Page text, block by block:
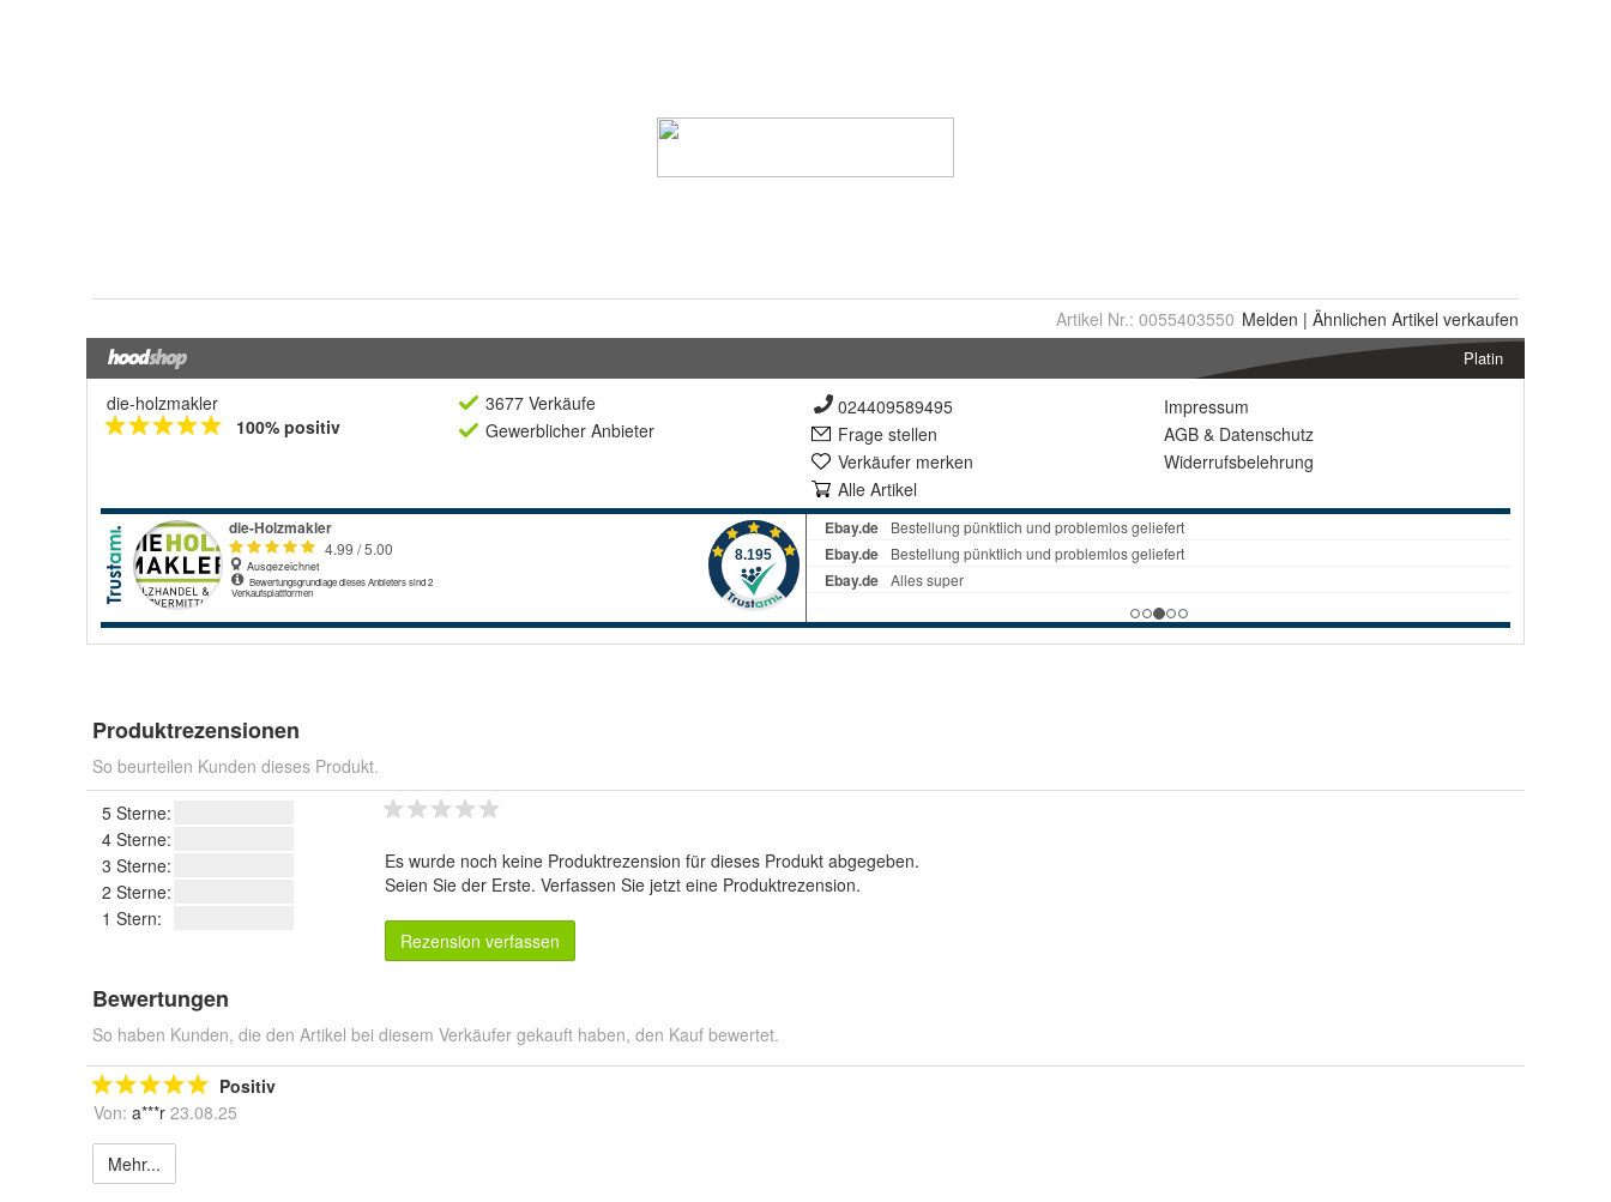
Artikel Nr.: 0055403550 Melden | Ähnlichen Artikel verkaufen
Platin
die-holzmakler
100% positiv
3677 Verkäufe
Gewerblicher Anbieter
024409589495
Frage stellen
Verkäufer merken
Alle Artikel
Impressum
AGB & Datenschutz
Widerrufsbelehrung
Produktrezensionen
So beurteilen Kunden dieses Produkt.
5 Sterne:
4 Sterne:
3 Sterne:
2 Sterne:
1 Stern:
Es wurde noch keine Produktrezension für dieses Produkt abgegeben.
Seien Sie der Erste. Verfassen Sie jetzt eine Produktrezension.
Rezension verfassen
Bewertungen
So haben Kunden, die den Artikel bei diesem Verkäufer gekauft haben, den Kauf bewertet.
Positiv
Von: a***r 23.08.25
Mehr...